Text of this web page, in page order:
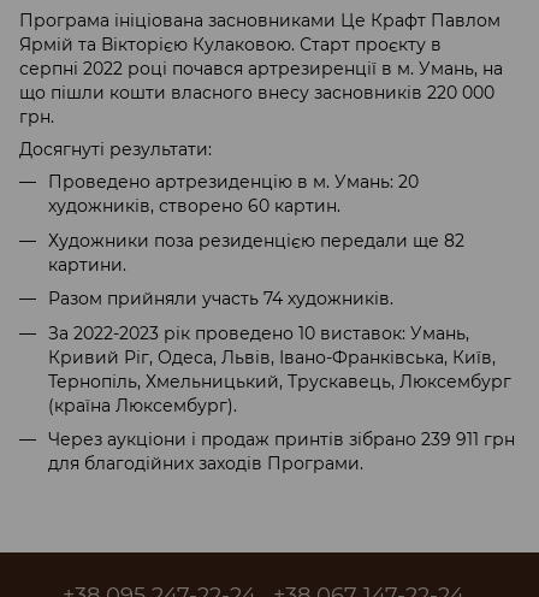
Програма ініціована засновниками Це Крафт Павлом
Ярмій та Вікторією Кулаковою. Старт проєкту в
серпні 2022 році почався артрезиренції в м. Умань, на
що пішли кошти власного внесу засновників 220 000
грн.
Досягнуті результати:
Проведено артрезиденцію в м. Умань: 20
художників, створено 60 картин.
Художники поза резиденцією передали ще 82
картини.
Разом прийняли участь 74 художників.
За 2022-2023 рік проведено 10 виставок: Умань,
Кривий Ріг, Одеса, Львів, Івано-Франківська, Київ,
Тернопіль, Хмельницький, Трускавець, Люксембург
(країна Люксембург).
Через аукціони і продаж принтів зібрано 239 911 грн
для благодійних заходів Програми.